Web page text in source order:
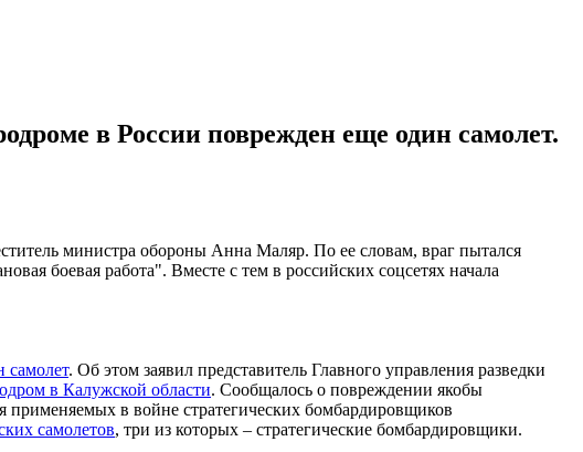
в России поврежден еще один самолет.
министра обороны Анна Маляр. По ее словам, враг пытался
боевая работа". Вместе с тем в российских соцсетях начала
самолет. Об этом заявил представитель Главного управления разведки
в Калужской области. Сообщалось о повреждении якобы
применяемых в войне стратегических бомбардировщиков
самолетов, три из которых – стратегические бомбардировщики.